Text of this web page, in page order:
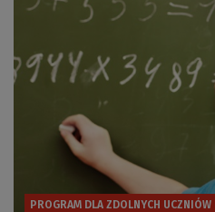
PROGRAM DLA ZDOLNYCH UCZNIÓW